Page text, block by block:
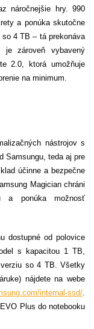
náročnejšie hry. 990
a ponúka skutočne
4 TB – tá prekonáva
je zároveň vybavený
2.0, ktorá umožňuje
na minimum.
nástrojov s
Samsungu, teda aj pre
účinne a bezpečne
Magician chráni
a ponúka možnosť
dostupné od polovice
s kapacitou 1 TB,
so 4 TB. Všetky
nájdete na webe
internal-ssd/.
Plus do notebooku